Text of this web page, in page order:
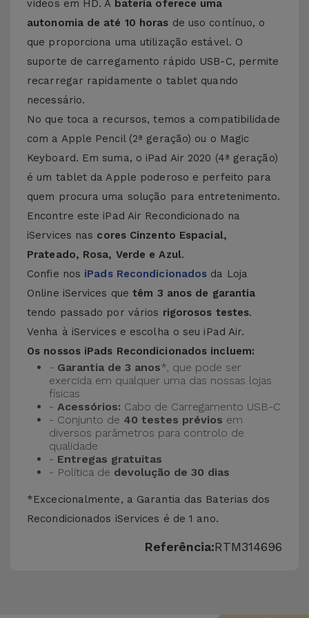
vídeos em HD. A bateria oferece uma
autonomia de até 10 horas de uso contínuo, o
que proporciona uma utilização estável. O
suporte de carregamento rápido USB-C, permite
recarregar rapidamente o tablet quando
necessário.
No que toca a recursos, temos a compatibilidade
com a Apple Pencil (2ª geração) ou o Magic
Keyboard. Em suma, o iPad Air 2020 (4ª geração)
é um tablet da Apple poderoso e perfeito para
quem procura uma solução para entretenimento.
Encontre este iPad Air Recondicionado na
iServices nas cores Cinzento Espacial,
Prateado, Rosa, Verde e Azul.
Confie nos iPads Recondicionados da Loja
Online iServices quetêm 3 anos de garantia
tendo passado por vários rigorosos testes.
Venha à iServices e escolha o seu iPad Air.
Os nossos iPads Recondicionados incluem:
- Garantia de 3 anos*, que pode ser
exercida em qualquer uma das nossas lojas
físicas
- Acessórios: Cabo de Carregamento USB-C
- Conjunto de 40 testes prévios em
diversos parâmetros para controlo de
qualidade
- Entregas gratuitas
- Política de devolução de 30 dias
*Excecionalmente, a Garantia das Baterias dos
Recondicionados iServices é de 1 ano.
Referência:RTM314696